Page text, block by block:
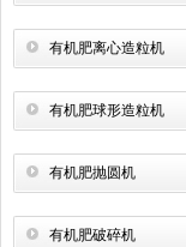
有机肥离心造粒机
有机肥球形造粒机
有机肥抛圆机
有机肥破碎机